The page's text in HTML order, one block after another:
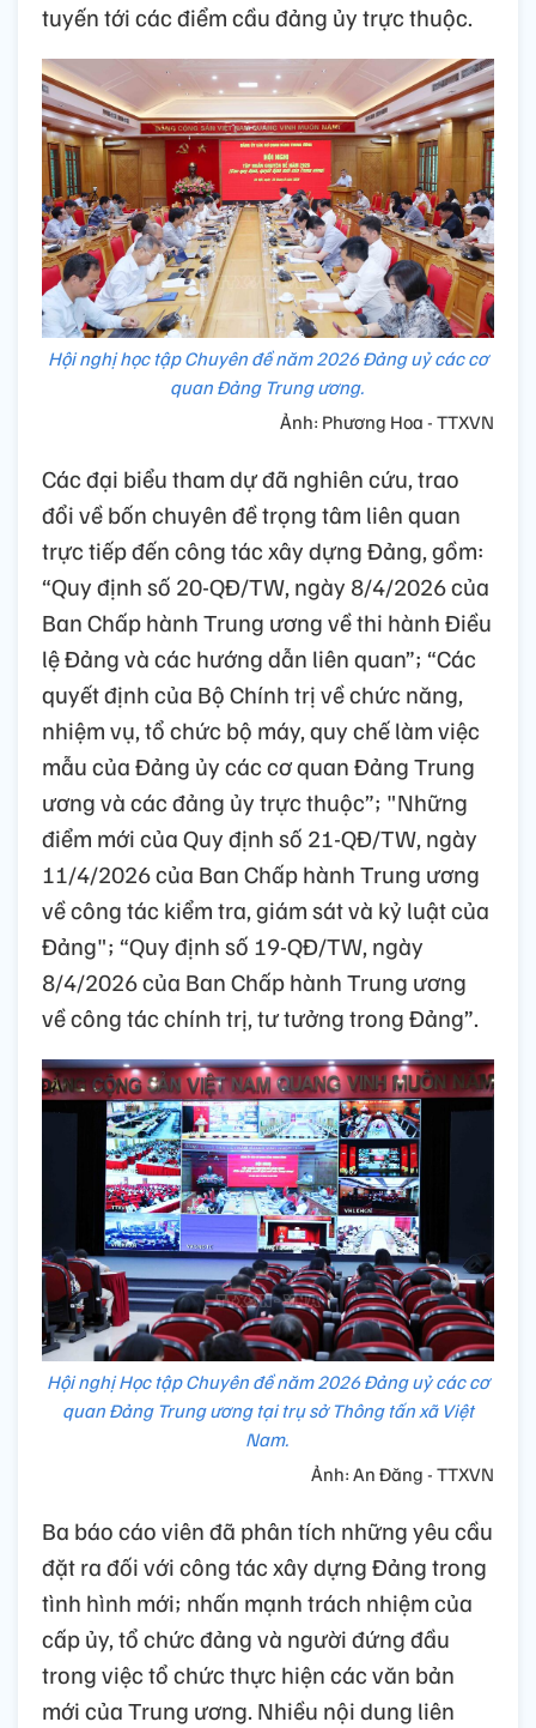
tuyến tới các điểm cầu đảng ủy trực thuộc.
Hội nghị học tập Chuyên đề năm 2026 Đảng uỷ các cơ
quan Đảng Trung ương.
Ảnh: Phương Hoa - TTXVN
Các đại biểu tham dự đã nghiên cứu, trao
đổi về bốn chuyên đề trọng tâm liên quan
trực tiếp đến công tác xây dựng Đảng, gồm:
“Quy định số 20-QĐ/TW, ngày 8/4/2026 của
Ban Chấp hành Trung ương về thi hành Điều
lệ Đảng và các hướng dẫn liên quan”; “Các
quyết định của Bộ Chính trị về chức năng,
nhiệm vụ, tổ chức bộ máy, quy chế làm việc
mẫu của Đảng ủy các cơ quan Đảng Trung
ương và các đảng ủy trực thuộc”; "Những
điểm mới của Quy định số 21-QĐ/TW, ngày
11/4/2026 của Ban Chấp hành Trung ương
về công tác kiểm tra, giám sát và kỷ luật của
Đảng"; “Quy định số 19-QĐ/TW, ngày
8/4/2026 của Ban Chấp hành Trung ương
về công tác chính trị, tư tưởng trong Đảng”.
Hội nghị Học tập Chuyên đề năm 2026 Đảng uỷ các cơ
quan Đảng Trung ương tại trụ sở Thông tấn xã Việt
Nam.
Ảnh: An Đăng - TTXVN
Ba báo cáo viên đã phân tích những yêu cầu
đặt ra đối với công tác xây dựng Đảng trong
tình hình mới; nhấn mạnh trách nhiệm của
cấp ủy, tổ chức đảng và người đứng đầu
trong việc tổ chức thực hiện các văn bản
mới của Trung ương. Nhiều nội dung liên